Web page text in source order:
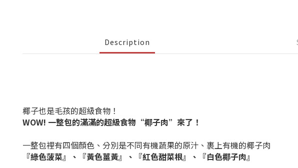
Description
椰子也是毛孩的超級食物！
WOW! 一整包的滿滿的超級食物“椰子肉”來了！
一整包裡有四個顏色、分別是不同有機蔬果的原汁、裹上有機的椰子肉
『綠色菠菜』、『黃色薑黃』、『紅色甜菜根』、『白色椰子肉』